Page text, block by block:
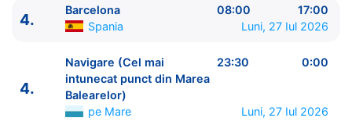
Ziua | Portul | Sosire - Plecare
----------------------------------------
1. Civitavecchia, Roma
Savona Italia 08:30 - 17:30
4.
Barcelona 08:00
17:00
Spania
Luni, 27 Iul 2026
4.
Navigare (Cel mai
intunecat punct din Marea
Balearelor)
23:30 0:00
pe Mare Luni, 27 Iul 2026